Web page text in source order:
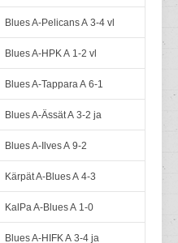
Blues A-Pelicans A 3-4 vl
Blues A-HPK A 1-2 vl
Blues A-Tappara A 6-1
Blues A-Ässät A 3-2 ja
Blues A-Ilves A 9-2
Kärpät A-Blues A 4-3
KalPa A-Blues A 1-0
Blues A-HIFK A 3-4 ja